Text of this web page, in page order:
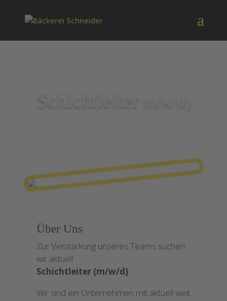
Über Uns
Zur Verstärkung unseres Teams suchen
wir aktuell
Schichtleiter (m/w/d).
Wir sind ein Unternehmen mit aktuell weit